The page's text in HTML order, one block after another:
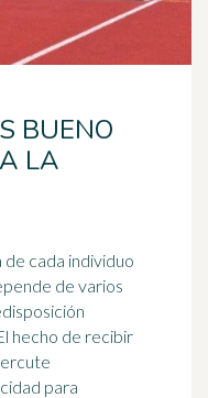
BUENO
LA
cada individuo
de varios
hecho de recibir
para